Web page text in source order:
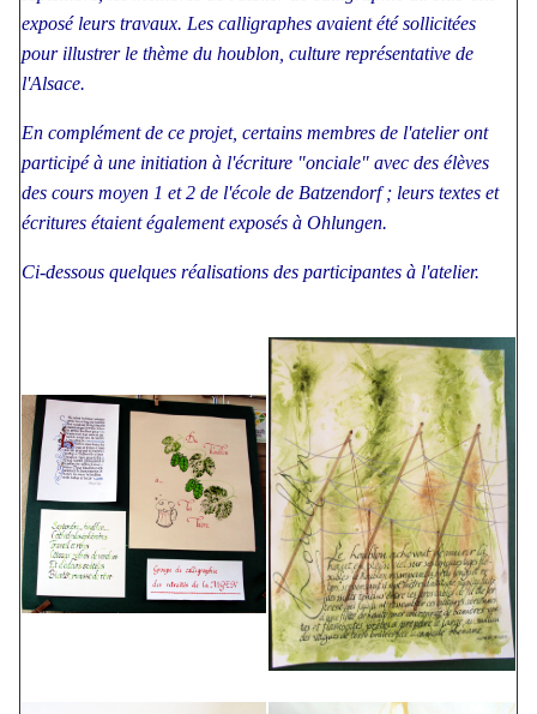
exposé leurs travaux. Les calligraphes avaient été sollicitées
pour illustrer le thème du houblon, culture représentative de
l'Alsace.
En complément de ce projet, certains membres de l'atelier ont
participé à une initiation à l'écriture "onciale" avec des élèves
des cours moyen 1 et 2 de l'école de Batzendorf ; leurs textes et
écritures étaient également exposés à Ohlungen.
Ci-dessous quelques réalisations des participantes à l'atelier.